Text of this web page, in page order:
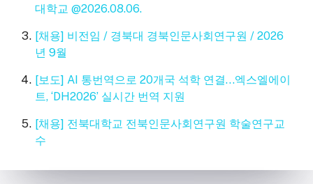
대학교 @2026.08.06.
[채용] 비전임 / 경북대 경북인문사회연구원 / 2026
년 9월
[보도] AI 통번역으로 20개국 석학 연결…엑스엘에이
트, ‘DH2026’ 실시간 번역 지원
[채용] 전북대학교 전북인문사회연구원 학술연구교
수